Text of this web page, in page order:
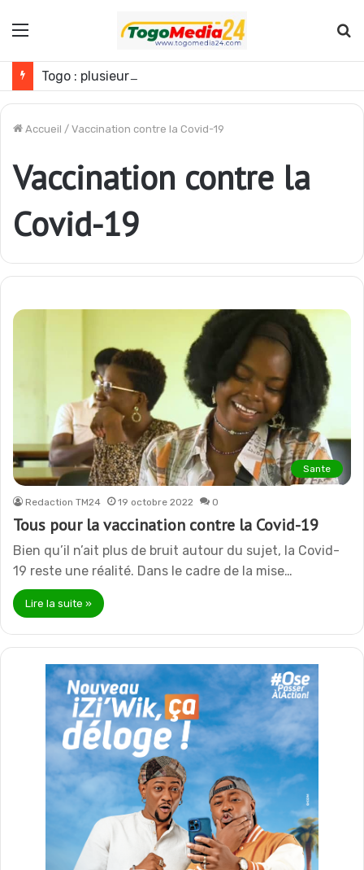
Menu
Accueil / Vaccination contre la Covid-19
Vaccination contre la
Covid-19
Sante
Redaction TM24 19 octobre 2022 0
Tous pour la vaccination contre la Covid-19
Bien qu’il n’ait plus de bruit autour du sujet, la Covid-
19 reste une réalité. Dans le cadre de la mise…
Lire la suite »